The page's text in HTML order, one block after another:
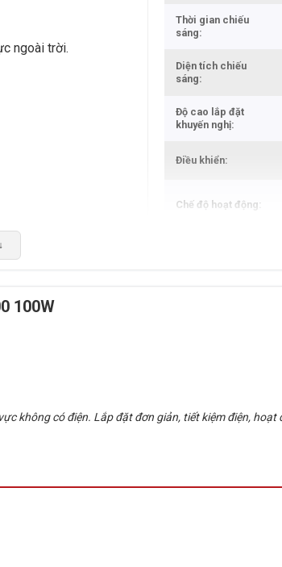
ngoài trời.
tối ưu đồng bộ từ
Thời gian chiếu
sáng
Diện tích chiếu
sáng
Độ cao lắp đặt
khuyến nghị
Điều khiển
Chế độ hoạt động
↓
100W
không có điện. Lắp đặt đơn giản, tiết kiệm điện,